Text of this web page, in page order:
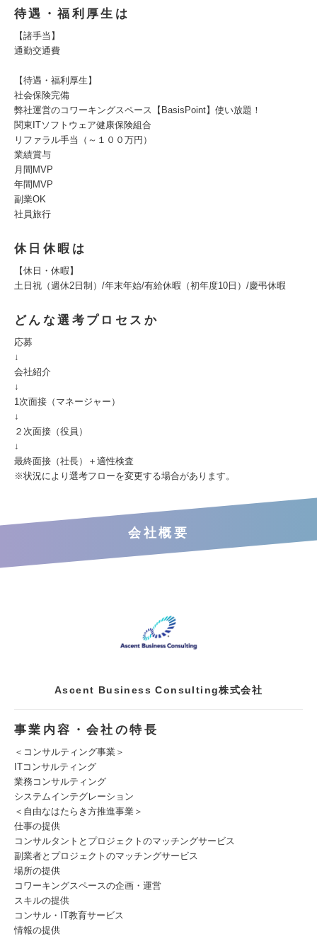
待遇・福利厚生は
【諸手当】
通勤交通費
【待遇・福利厚生】
社会保険完備
弊社運営のコワーキングスペース【BasisPoint】使い放題！
関東ITソフトウェア健康保険組合
リファラル手当（～１００万円）
業績賞与
月間MVP
年間MVP
副業OK
社員旅行
休日休暇は
【休日・休暇】
土日祝（週休2日制）/年末年始/有給休暇（初年度10日）/慶弔休暇
どんな選考プロセスか
応募
↓
会社紹介
↓
1次面接（マネージャー）
↓
２次面接（役員）
↓
最終面接（社長）＋適性検査
※状況により選考フローを変更する場合があります。
会社概要
Ascent Business Consulting株式会社
事業内容・会社の特長
＜コンサルティング事業＞
ITコンサルティング
業務コンサルティング
システムインテグレーション
＜自由なはたらき方推進事業＞
仕事の提供
コンサルタントとプロジェクトのマッチングサービス
副業者とプロジェクトのマッチングサービス
場所の提供
コワーキングスペースの企画・運営
スキルの提供
コンサル・IT教育サービス
情報の提供